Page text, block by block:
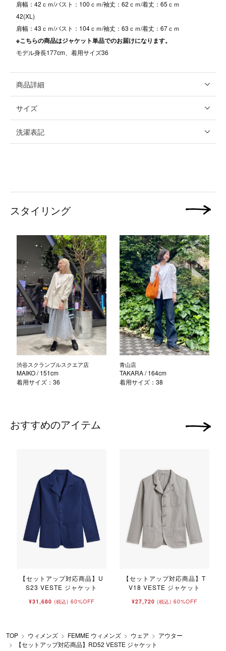
肩幅：42ｃｍ/バスト：100ｃｍ/袖丈：62ｃｍ/着丈：65ｃｍ
42(XL)
肩幅：43ｃｍ/バスト：104ｃｍ/袖丈：63ｃｍ/着丈：67ｃｍ
※こちらの商品はジャケット単品でのお届けになります。
モデル身長177cm、着用サイズ36
商品詳細
サイズ
洗濯表記
スタイリング
渋谷スクランブルスクエア店
MAIKO/ 151cm
着用サイズ：36
青山店
TAKARA/ 164cm
着用サイズ：38
次の画像
おすすめのアイテム
【セットアップ対応商品】U
S23 VESTE ジャケット
¥31,680 (税込) 60%OFF
【セットアップ対応商品】T
V18 VESTE ジャケット
¥27,720 (税込) 60%OFF
次の画像
TOP ウィメンズ FEMME ウィメンズ ウェア
アウター
【セットアップ対応商品】RD52 VESTE ジャケット